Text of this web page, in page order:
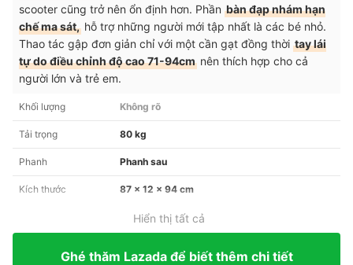
scooter cũng trở nên ổn định hơn. Phần bàn đạp nhám hạn
chế ma sát, hỗ trợ những người mới tập nhất là các bé nhỏ.
Thao tác gập đơn giản chỉ với một cần gạt đồng thời tay lái
tự do điều chỉnh độ cao 71-94cm nên thích hợp cho cả
người lớn và trẻ em.
Khối lượng Không rõ
Tải trọng 80 kg
Phanh Phanh sau
Kích thước 87 x 12 x 94 cm
Hiển thị tất cả
Ghé thăm Lazada để biết thêm chi tiết